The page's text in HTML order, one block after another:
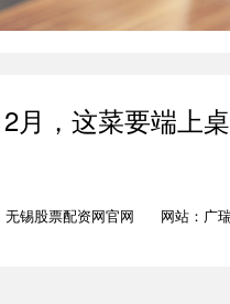
月，这菜要端上
无锡股票配资网官网 网站：广